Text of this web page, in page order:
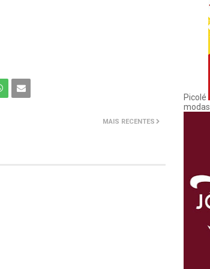
MAIS RECENTES
Picolé
modas